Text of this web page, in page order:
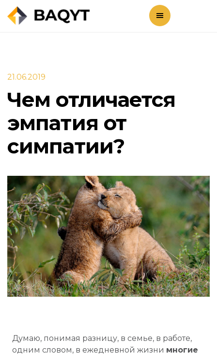
21.06.2019
Чем отличается
эмпатия от
симпатии? ⠀
Думаю, понимая разницу, в семье, в работе,
одним словом, в ежедневной жизни многие